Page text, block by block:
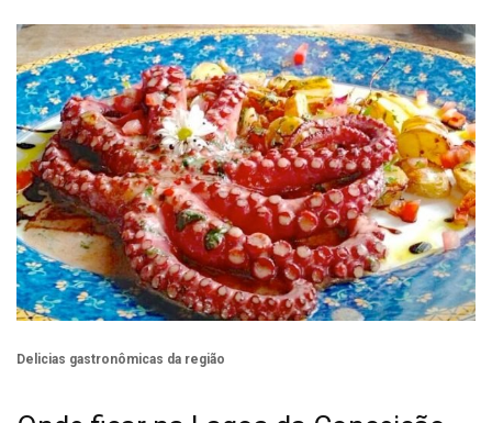
Delicias gastronômicas da região